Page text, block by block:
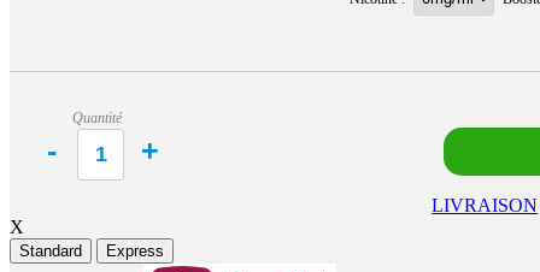
Quantité
LIVRAISON
X
Standard Express